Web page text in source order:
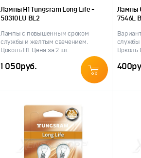
Лампы H1 Tungsram Long Life -
50310LU BL2
Лампы с повышенным сроком
службы и желтым свечением.
Цоколь H1. Цена за 2 шт.
1 050руб.
Лампы
7546L
службы
Цоколь
400